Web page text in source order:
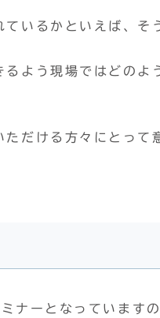
いるかといえば、そ
よう現場ではどのよ
だける方々にとって
ーとなっています